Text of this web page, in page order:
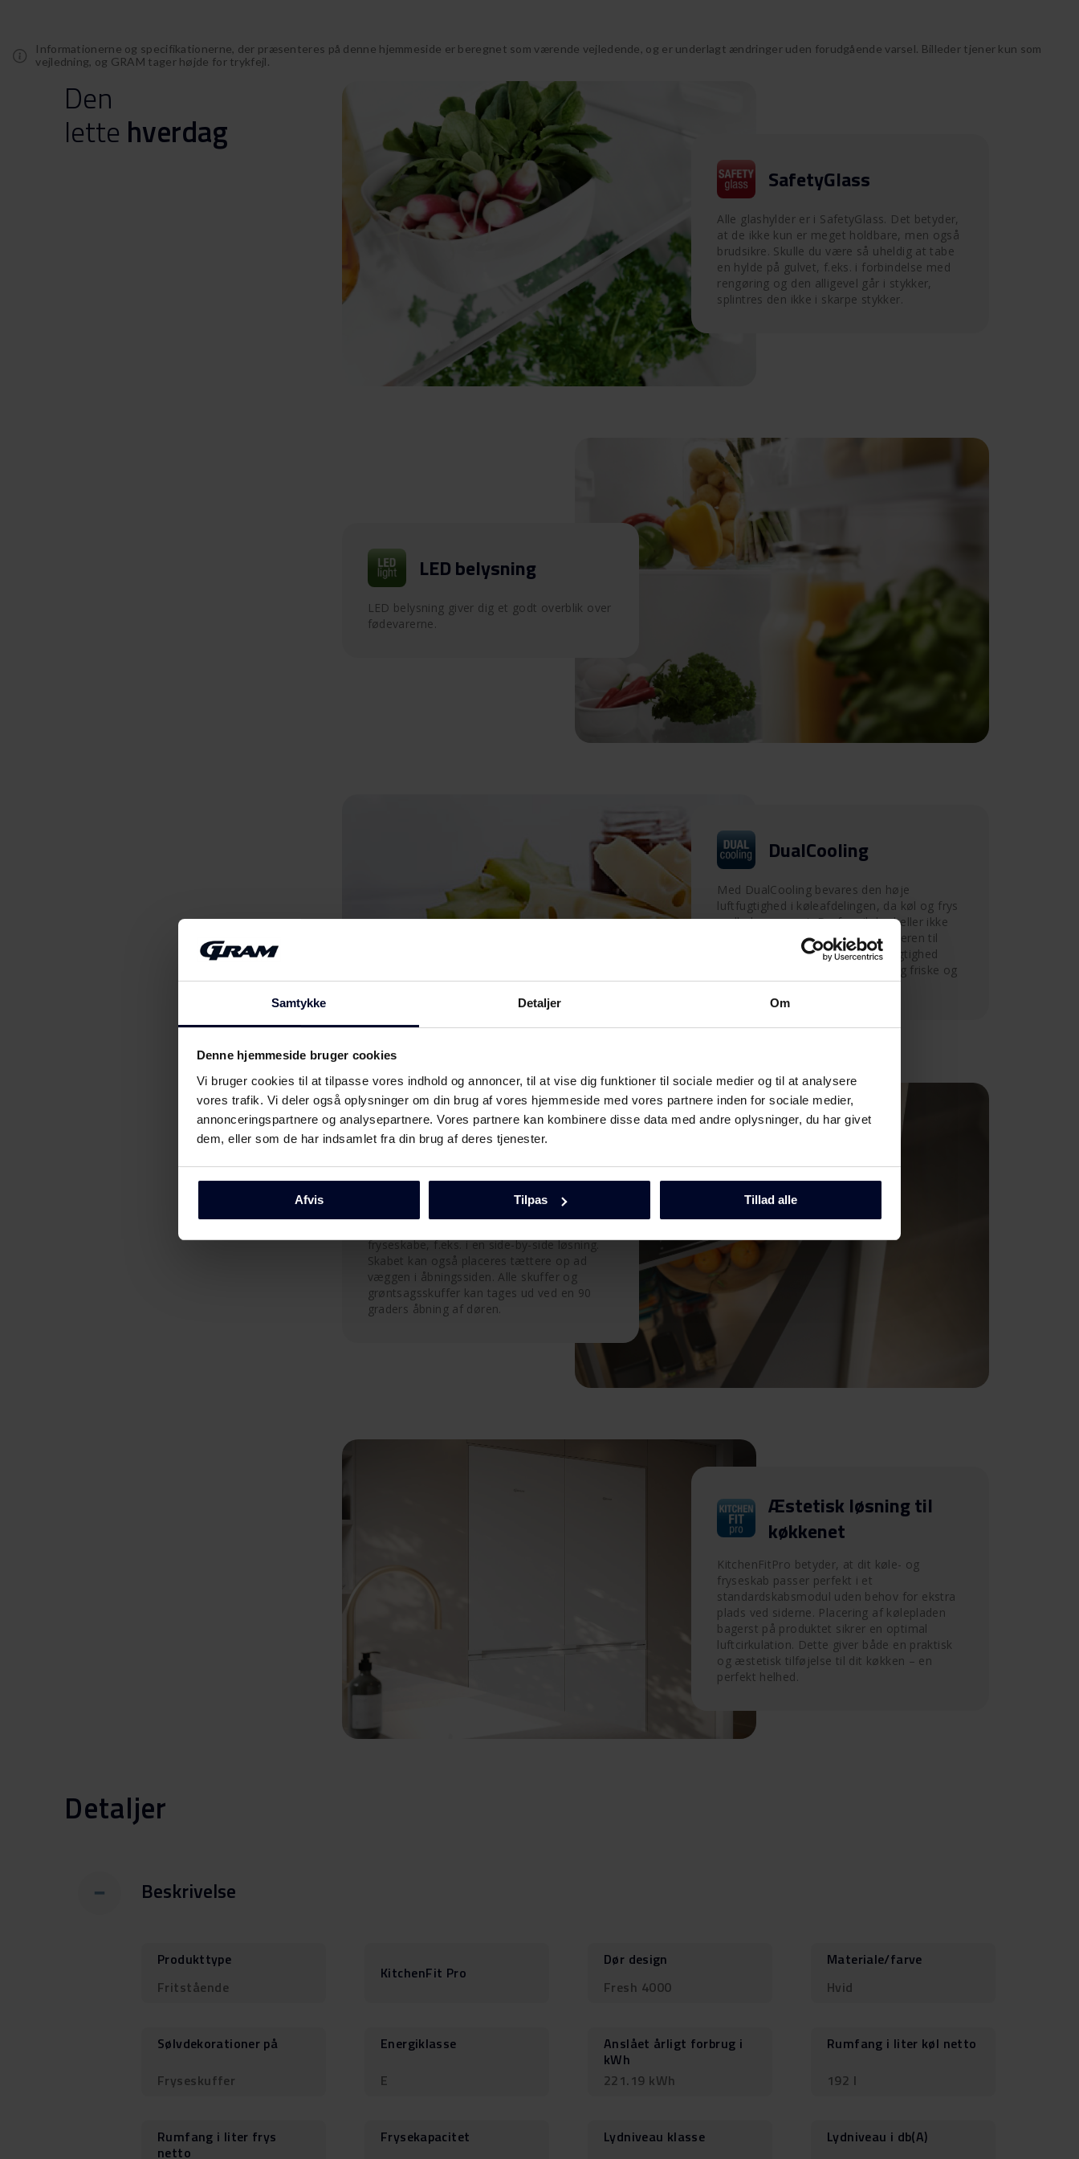
Samtykke Detaljer Om
Denne hjemmeside bruger cookies
Vi bruger cookies til at tilpasse vores indhold og annoncer, til at vise dig funktioner til sociale medier og til at analysere
vores trafik. Vi deler også oplysninger om din brug af vores hjemmeside med vores partnere inden for sociale medier,
annonceringspartnere og analysepartnere. Vores partnere kan kombinere disse data med andre oplysninger, du har givet
dem, eller som de har indsamlet fra din brug af deres tjenester.
Afvis Tilpas Tillad alle
Informationerne og specifikationerne, der præsenteres på denne hjemmeside er beregnet som værende vejledende, og er underlagt ændringer uden forudgående varsel. Billeder tjener kun som
vejledning, og GRAM tager højde for trykfejl.
Den
lette hverdag
SafetyGlass
Alle glashylder er i SafetyGlass. Det betyder,
at de ikke kun er meget holdbare, men også
brudsikre. Skulle du være så uheldig at tabe
en hylde på gulvet, f.eks. i forbindelse med
rengøring og den alligevel går i stykker,
splintres den ikke i skarpe stykker.
LED belysning
LED belysning giver dig et godt overblik over
fødevarerne.
DualCooling
Med DualCooling bevares den høje
luftfugtighed i køleafdelingen, da køl og frys
nedkøles separat. Derfor vil der heller ikke
komme tør luft eller lugte fra fryseren til
køleafdelingen. Den højere luftfugtighed
gør, at f.eks. grøntsager holder sig friske og
ikke udtørrer så hurtigt.
Sæt skabet hvor du vil
fryseskabe, f.eks. i en side-by-side løsning.
Skabet kan også placeres tættere op ad
væggen i åbningssiden. Alle skuffer og
grøntsagsskuffer kan tages ud ved en 90
graders åbning af døren.
Æstetisk løsning til
køkkenet
KitchenFitPro betyder, at dit køle- og
fryseskab passer perfekt i et
standardskabsmodul uden behov for ekstra
plads ved siderne. Placering af kølepladen
bagerst på produktet sikrer en optimal
luftcirkulation. Dette giver både en praktisk
og æstetisk tilføjelse til dit køkken – en
perfekt helhed.
Detaljer
Beskrivelse
Produkttype
Fritstående
KitchenFit Pro
Dør design
Fresh 4000
Materiale/farve
Hvid
Sølvdekorationer på
Fryseskuffer
Energiklasse
E
Anslået årligt forbrug i
kWh
221.19 kWh
Rumfang i liter køl netto
192 l
Rumfang i liter frys
netto
Frysekapacitet Lydniveau klasse Lydniveau i db(A)